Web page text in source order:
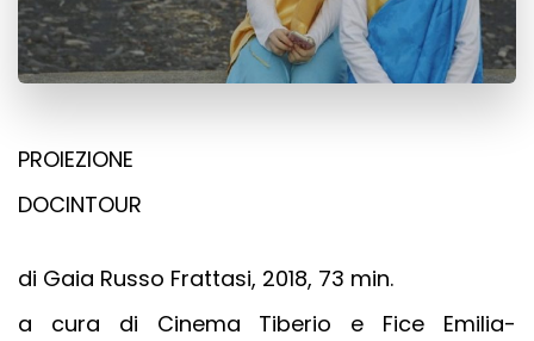
PROIEZIONE
DOCINTOUR
di Gaia Russo Frattasi, 2018, 73 min.
a cura di Cinema Tiberio e Fice Emilia-